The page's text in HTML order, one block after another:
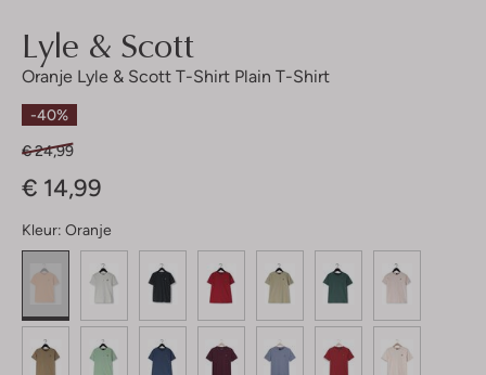
Lyle & Scott
Oranje Lyle & Scott T-Shirt Plain T-Shirt
-40%
€ 24,99
€ 14,99
Kleur: Oranje